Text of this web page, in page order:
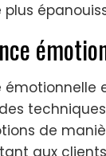
de